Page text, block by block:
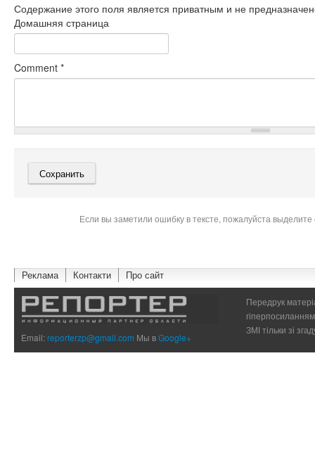
Содержание этого поля является приватным и не
Домашняя страница
Comment *
Если вы заметили ошибку в тексте, пожалуйста
Реклама Контакти Про сайт
Email:reporterzp@gmail.com Мы вGoogle+
Передрук
ЗМІ тільки зі